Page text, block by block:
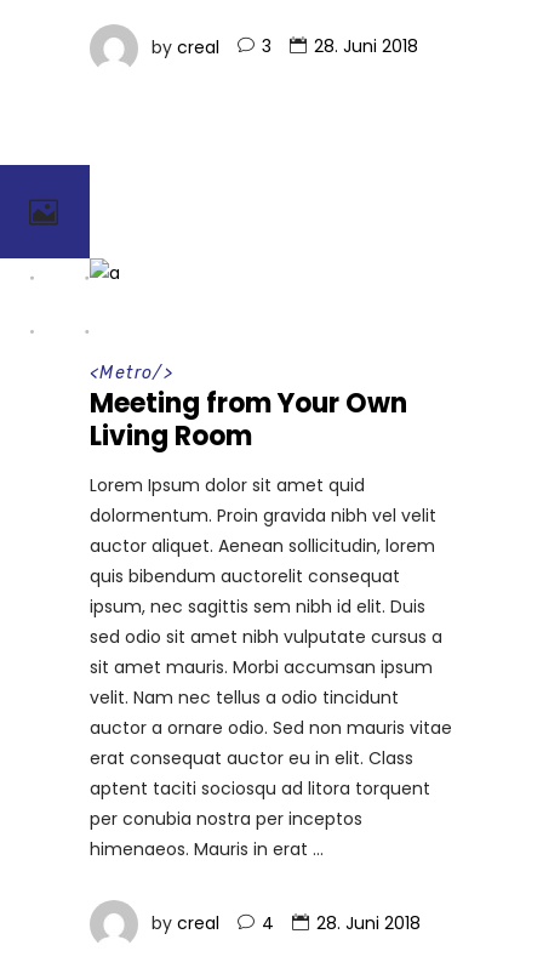
by creal 3 28. Juni 2018
<Metro/>
Meeting from Your Own
Living Room
Lorem Ipsum dolor sit amet quid
dolormentum. Proin gravida nibh vel velit
auctor aliquet. Aenean sollicitudin, lorem
quis bibendum auctorelit consequat
ipsum, nec sagittis sem nibh id elit. Duis
sed odio sit amet nibh vulputate cursus a
sit amet mauris. Morbi accumsan ipsum
velit. Nam nec tellus a odio tincidunt
auctor a ornare odio. Sed non mauris vitae
erat consequat auctor eu in elit. Class
aptent taciti sociosqu ad litora torquent
per conubia nostra per inceptos
himenaeos. Mauris in erat
by creal 4 28. Juni 2018